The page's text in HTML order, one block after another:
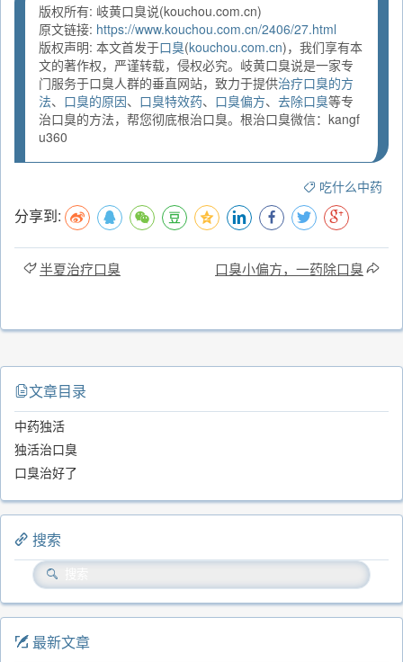
版权所有: 岐黄口臭说(kouchou.com.cn)
原文链接: https://www.kouchou.com.cn/2406/27.html
版权声明: 本文首发于口臭(kouchou.com.cn)，我们享有本
文的著作权，严谨转载，侵权必究。岐黄口臭说是一家专
门服务于口臭人群的垂直网站，致力于提供治疗口臭的方
法、 口臭的原因、 口臭特效药、 口臭偏方、 去除口臭等专
治口臭的方法，帮您彻底根治口臭。根治口臭微信：kangf
u360
吃什么中药
分享到:
半夏治疗口臭 口臭小偏方，一药除口臭
文章目录
中药独活
独活治口臭
口臭治好了
搜索
最新文章